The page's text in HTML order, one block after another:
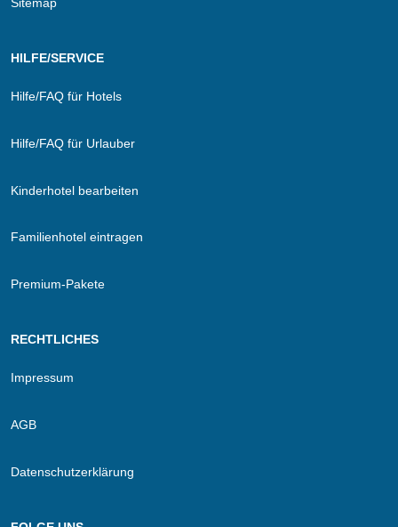
HILFE/SERVICE
Hilfe/FAQ für Hotels
Hilfe/FAQ für Urlauber
Kinderhotel bearbeiten
Familienhotel eintragen
Premium-Pakete
RECHTLICHES
Impressum
AGB
Datenschutzerklärung